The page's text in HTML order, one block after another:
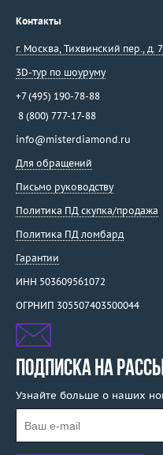
Контакты
г. Москва, Тихвинский пер., д.
3D-тур по шоуруму
+7 (495) 190-78-88
8 (800) 777-17-88
info@misterdiamond.ru
Для обращений
Письмо руководству
Политика ПД скупка/продажа
Политика ПД ломбард
Гарантии
ИНН 503609561072
ОГРНИП 305507403500044
ПОДПИСКА НА
Узнайте больше о наших